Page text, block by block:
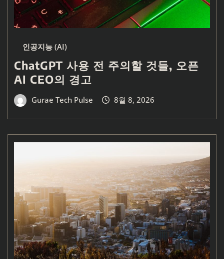
인공지능 (AI)
ChatGPT 사용 전 주의할 것들, 오픈
AI CEO의 경고
Gurae Tech Pulse 8월 8, 2026